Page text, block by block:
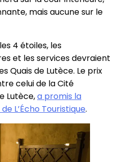
mais aucune sur le
4 étoiles, les
et les services devraient
Quais de Lutèce. Le prix
celui de la Cité
Lutèce,a promis la
L’Écho Touristique.